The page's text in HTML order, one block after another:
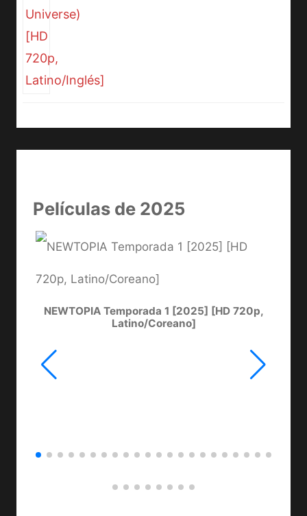
Películas de 2025
NEWTOPIA Temporada 1 [2025] [HD 720p,
Latino/Coreano]